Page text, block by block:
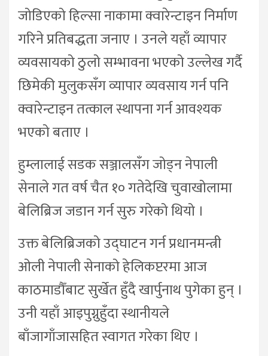
जोडिएको हिल्सा नाकामा क्वारेन्टाइन निर्माण
गरिने प्रतिबद्धता जनाए । उनले यहाँ व्यापार
व्यवसायको ठुलो सम्भावना भएको उल्लेख गर्दै
छिमेकी मुलुकसँग व्यापार व्यवसाय गर्न पनि
क्वारेन्टाइन तत्काल स्थापना गर्न आवश्यक
भएको बताए ।
हुम्लालाई सडक सञ्जालसँग जोड्न नेपाली
सेनाले गत वर्ष चैत १० गतेदेखि चुवाखोलामा
बेलिब्रिज जडान गर्न सुरु गरेको थियो ।
उक्त बेलिब्रिजको उद्घाटन गर्न प्रधानमन्त्री
ओली नेपाली सेनाको हेलिकप्टरमा आज
काठमाडौँबाट सुर्खेत हुँदै खार्पुनाथ पुगेका हुन् ।
उनी यहाँ आइपुग्नुहुँदा स्थानीयले
बाँजागाँजासहित स्वागत गरेका थिए ।